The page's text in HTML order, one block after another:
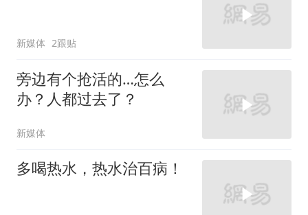
新媒体 2跟贴
旁边有个抢活的…怎么
办？人都过去了？
新媒体
多喝热水，热水治百病！